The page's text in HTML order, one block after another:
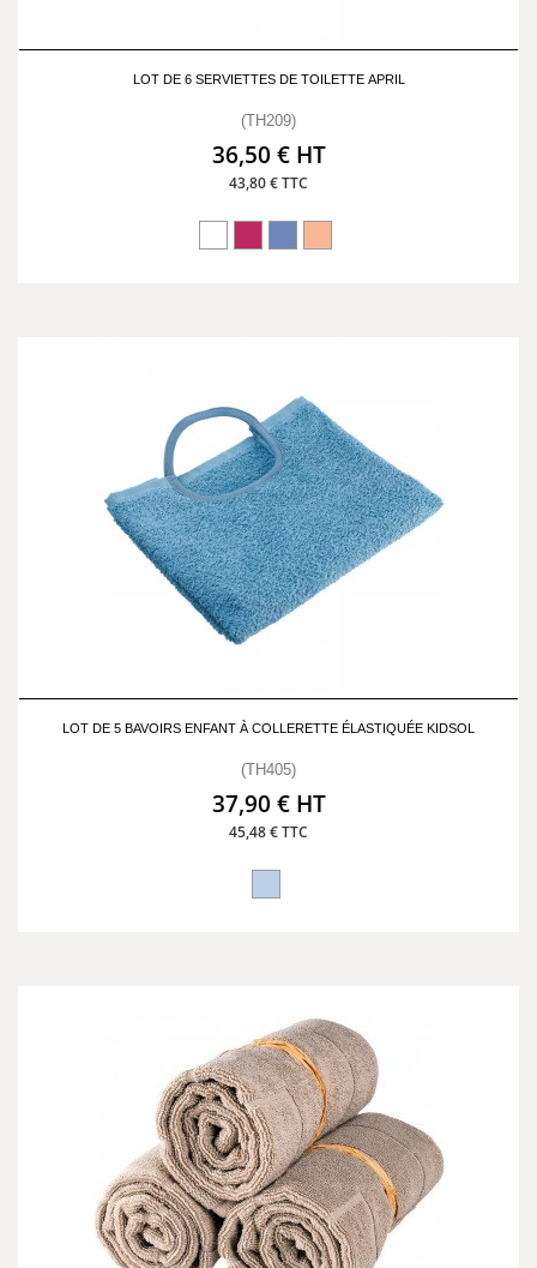
LOT DE 6 SERVIETTES DE TOILETTE APRIL
(TH209)
36,50 € HT
43,80 € TTC
LOT DE 5 BAVOIRS ENFANT À COLLERETTE ÉLASTIQUÉE KIDSOL
(TH405)
37,90 € HT
45,48 € TTC